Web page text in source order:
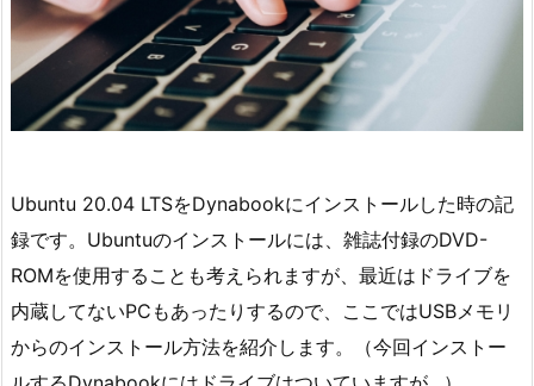
Ubuntu 20.04 LTSをDynabookにインストールした時の記
録です。Ubuntuのインストールには、雑誌付録のDVD-
ROMを使用することも考えられますが、最近はドライブを
内蔵してないPCもあったりするので、ここではUSBメモリ
からのインストール方法を紹介します。（今回インストー